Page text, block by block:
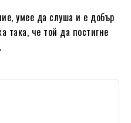
умее да слуша и е добър
така, че той да постигне